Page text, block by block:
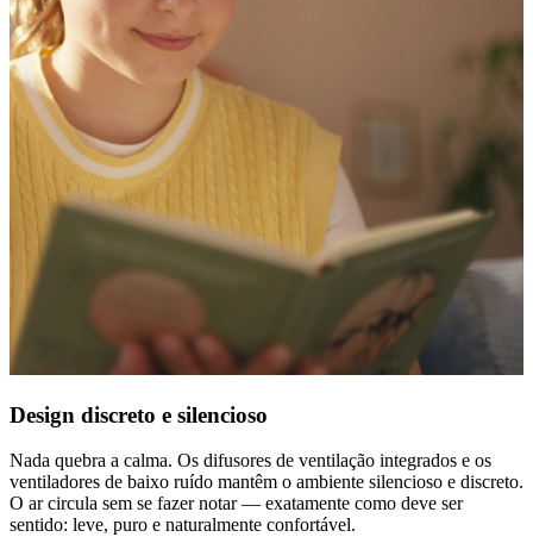
Design discreto e silencioso
Nada quebra a calma. Os difusores de ventilação integrados e os
ventiladores de baixo ruído mantêm o ambiente silencioso e discreto.
O ar circula sem se fazer notar — exatamente como deve ser
sentido: leve, puro e naturalmente confortável.